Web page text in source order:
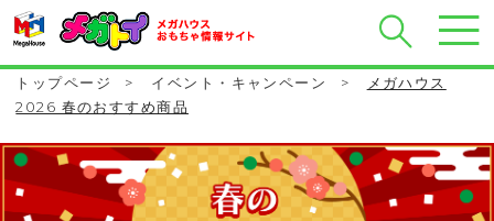
トップページ > イベント・キャンペーン >
メガハウス
2026 春のおすすめ商品